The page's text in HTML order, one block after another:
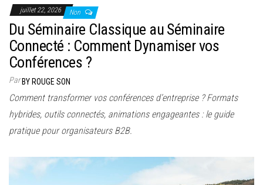
juillet 22, 2026 Non
Du Séminaire Classique au Séminaire
Connecté : Comment Dynamiser vos
Conférences ?
ParBY ROUGE SON
Comment transformer vos conférences d’entreprise ? Formats
hybrides, outils connectés, animations engageantes : le guide
pratique pour organisateurs B2B.